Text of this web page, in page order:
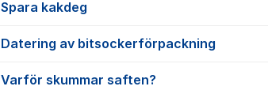
Spara kakdeg
Datering av bitsockerförpackning
Varför skummar saften?